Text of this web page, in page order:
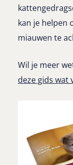
kan je helpen
miauwen te
Wil je meer
deze gids wat